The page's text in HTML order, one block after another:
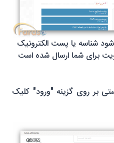
پست الکترونیک
برای شما ارسال شده است
بر روی گزینه "ورود" کلیک